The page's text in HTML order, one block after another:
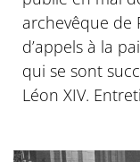
archevêque de
d’appels à la
qui se sont
Léon XIV.